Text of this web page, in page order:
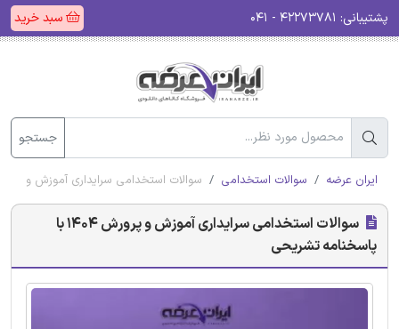
پشتیبانی: سبد خرید
جستجو
ایران عرضه سوالات استخدامی سوالات استخدامی سرایداری آموزش و پرورش 1404 با پاسخنامه
سوالات استخدامی سرایداری آموزش و پرورش 1404 با
پاسخنامه تشریحی